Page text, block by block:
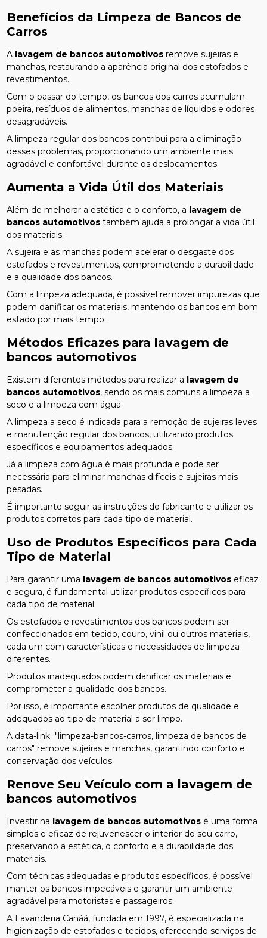
Benefícios da Limpeza de Bancos de
Carros
A lavagem de bancos automotivos remove sujeiras e
manchas, restaurando a aparência original dos estofados e
revestimentos.
Com o passar do tempo, os bancos dos carros acumulam
poeira, resíduos de alimentos, manchas de líquidos e odores
desagradáveis.
A limpeza regular dos bancos contribui para a eliminação
desses problemas, proporcionando um ambiente mais
agradável e confortável durante os deslocamentos.
Aumenta a Vida Útil dos Materiais
Além de melhorar a estética e o conforto, a lavagem de
bancos automotivos também ajuda a prolongar a vida útil
dos materiais.
A sujeira e as manchas podem acelerar o desgaste dos
estofados e revestimentos, comprometendo a durabilidade
e a qualidade dos bancos.
Com a limpeza adequada, é possível remover impurezas que
podem danificar os materiais, mantendo os bancos em bom
estado por mais tempo.
Métodos Eficazes para lavagem de
bancos automotivos
Existem diferentes métodos para realizar a lavagem de
bancos automotivos, sendo os mais comuns a limpeza a
seco e a limpeza com água.
A limpeza a seco é indicada para a remoção de sujeiras leves
e manutenção regular dos bancos, utilizando produtos
específicos e equipamentos adequados.
Já a limpeza com água é mais profunda e pode ser
necessária para eliminar manchas difíceis e sujeiras mais
pesadas.
É importante seguir as instruções do fabricante e utilizar os
produtos corretos para cada tipo de material.
Uso de Produtos Específicos para Cada
Tipo de Material
Para garantir uma lavagem de bancos automotivos eficaz
e segura, é fundamental utilizar produtos específicos para
cada tipo de material.
Os estofados e revestimentos dos bancos podem ser
confeccionados em tecido, couro, vinil ou outros materiais,
cada um com características e necessidades de limpeza
diferentes.
Produtos inadequados podem danificar os materiais e
comprometer a qualidade dos bancos.
Por isso, é importante escolher produtos de qualidade e
adequados ao tipo de material a ser limpo.
A data-link="limpeza-bancos-carros, limpeza de bancos de
carros" remove sujeiras e manchas, garantindo conforto e
conservação dos veículos.
Renove Seu Veículo com a lavagem de
bancos automotivos
Investir na lavagem de bancos automotivos é uma forma
simples e eficaz de rejuvenescer o interior do seu carro,
preservando a estética, o conforto e a durabilidade dos
materiais.
Com técnicas adequadas e produtos específicos, é possível
manter os bancos impecáveis e garantir um ambiente
agradável para motoristas e passageiros.
A Lavanderia Canãã, fundada em 1997, é especializada na
higienização de estofados e tecidos, oferecendo serviços de